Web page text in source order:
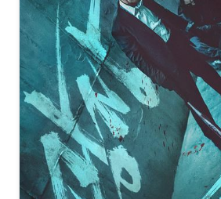
DL.H265.DDP5.1-BlackTV
[44.26G] 复制 下载